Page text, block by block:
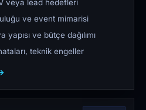
veya lead hedefleri
ve event mimarisi
yapısı ve bütçe dağılımı
teknik engeller